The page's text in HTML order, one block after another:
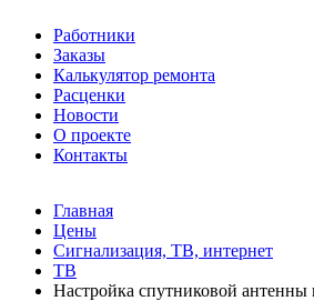
Работники
Заказы
Калькулятор ремонта
Расценки
Новости
О проекте
Контакты
Главная
Цены
Сигнализация, ТВ, интернет
ТВ
Настройка спутниковой антенны